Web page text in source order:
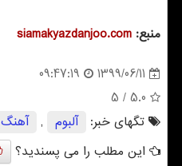
منبع: siamakyazdanjoo.com
1399/06/11
09:47:19
5.0
/ 5
تگهای خبر:
آلبوم , آهنگ
این مطلب را می پسندید؟